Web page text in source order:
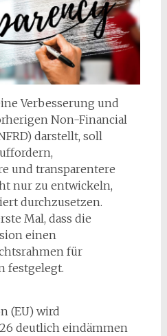
Verbesserung und
Non-Financial
darstellt, soll
und transparentere
nur zu entwickeln,
durchzusetzen.
Mal, dass die
einen
für
festgelegt.
(EU) wird
deutlich eindämmen